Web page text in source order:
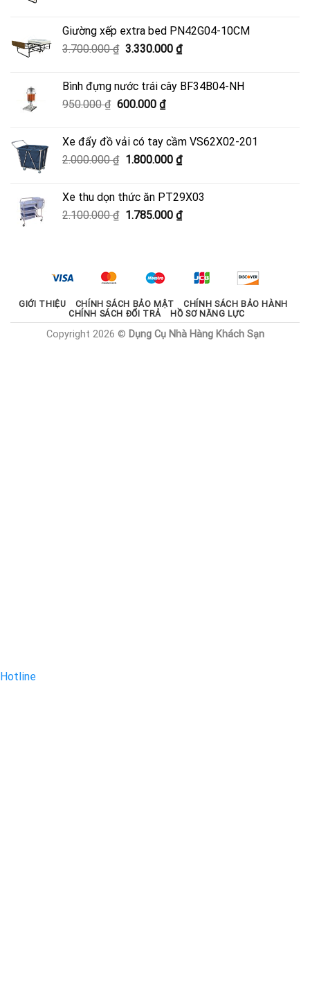
4.500.000 ₫.là:
4.050.000 ₫.
Giường xếp extra bed PN42G04-10CM
3.700.000₫ Giá
3.700.000 ₫.
3.330.000 ₫Giá
là:
Bình đựng nước trái cây BF34B04-NH
950.000₫ Giá
950.000 ₫.
600.000 ₫Giá
là:
600.000 ₫.
Xe đẩy đồ vải có tay cầm VS62X02-201
2.000.000₫ Giá
2.000.000 ₫.
1.800.000 ₫Giá
là:
1.800.000 ₫.
Xe thu dọn thức ăn PT29X03
2.100.000₫ Giá
1.785.000 ₫Giá
1.785.000 ₫.
GIỚI THIỆU CHÍNH SÁCH BẢO MẬT
CHÍNH SÁCH BẢO HÀNH
CHÍNH SÁCH ĐỔI TRẢ
HỒ SƠ NĂNG LỰC
Copyright 2026 © Dụng Cụ Nhà Hàng Khách Sạn
Hotline